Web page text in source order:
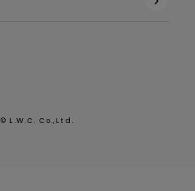
© L.W.C. Co.,Ltd.